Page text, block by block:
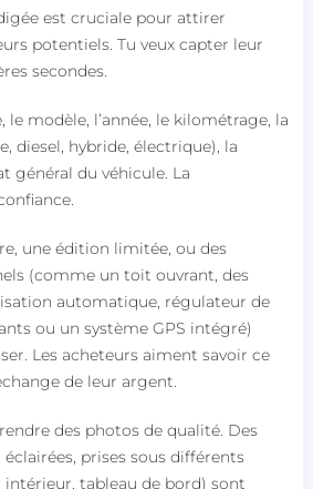
est cruciale pour attirer
potentiels. Tu veux capter leur
secondes.
modèle, l’année, le kilométrage, la
diesel, hybride, électrique), la
général du véhicule. La
une édition limitée, ou des
(comme un toit ouvrant, des
automatique, régulateur de
ou un système GPS intégré)
Les acheteurs aiment savoir ce
de leur argent.
des photos de qualité. Des
prises sous différents
intérieur, tableau de bord) sont